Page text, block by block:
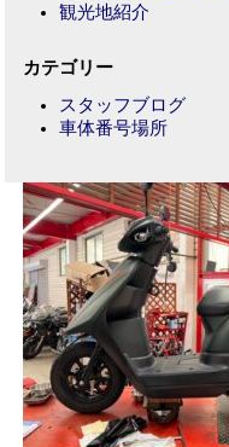
観光地紹介
カテゴリー
スタッフブログ
車体番号場所